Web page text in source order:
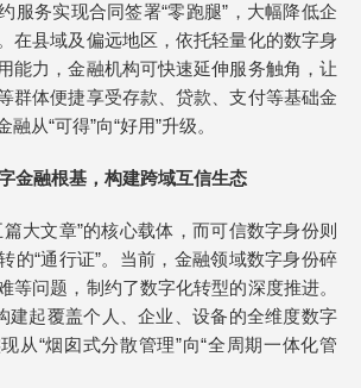
服务实现合同签署“零跑腿”，大幅降低企
在县域及偏远地区，依托轻量化的数字身
能力，金融机构可快速延伸服务触角，让
群体便捷享受存款、贷款、支付等基础金
从“可得”向“好用”升级。
金融根基，构建跨域互信生态
大文章”的核心载体，而可信数字身份则
的“通行证”。当前，金融领域数字身份碎
等问题，制约了数字化转型的深度推进。
建起覆盖个人、企业、设备的全维度数字
从“烟囱式分散管理”向“全周期一体化管